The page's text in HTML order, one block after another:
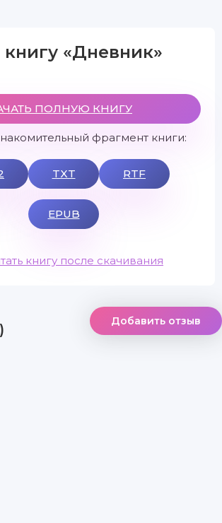
книгу «Дневник»
ПОЛНУЮ КНИГУ
фрагмент книги:
TXT RTF
EPUB
книгу после скачивания
Добавить отзыв